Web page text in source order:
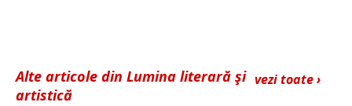
vezi toate ›
Alte articole din Lumina literară şi
artistică